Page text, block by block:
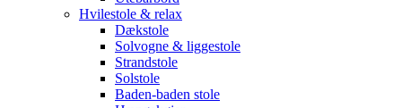
Hvilestole & relax
Dækstole
Solvogne & liggestole
Strandstole
Solstole
Baden-baden stole